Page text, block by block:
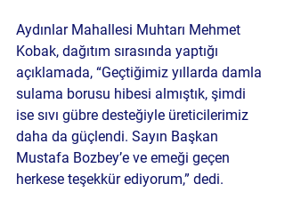
Aydınlar Mahallesi Muhtarı Mehmet
Kobak, dağıtım sırasında yaptığı
açıklamada, “Geçtiğimiz yıllarda damla
sulama borusu hibesi almıştık, şimdi
ise sıvı gübre desteğiyle üreticilerimiz
daha da güçlendi. Sayın Başkan
Mustafa Bozbey’e ve emeği geçen
herkese teşekkür ediyorum,” dedi.